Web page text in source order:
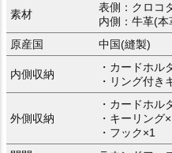
素材
表側：クロコ
内側：牛革(本
原産国
中国(縫製)
内側収納
・カードホル
・リング付き
外側収納
・カードホル
・キーリング
・フック×1